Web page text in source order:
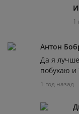
1
Антон
Да я
побухаю и
1 год назад